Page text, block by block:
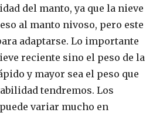
del manto, ya que la nieve
al manto nivoso, pero este
adaptarse. Lo importante
reciente sino el peso de la
y mayor sea el peso que
tendremos. Los
variar mucho en